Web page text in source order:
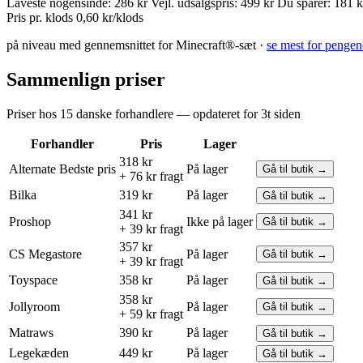
Pris pr. klods 0,60 kr/klods
på niveau med gennemsnittet for Minecraft®-sæt · se mest for
Sammenlign priser
Priser hos 15 danske forhandlere — opdateret for 3t siden
Forhandler Pris
Lager
Alternate Bedste pris
318 kr
+ 76 kr fragt
På lager Gå til butik →
Bilka 319 kr På lager Gå til butik →
Proshop
341 kr
+ 39 kr fragt
Ikke på lager Gå til butik →
CS Megastore
357 kr
+ 39 kr fragt
På lager Gå til butik →
Toyspace 358 kr På lager Gå til butik →
Jollyroom
358 kr
+ 59 kr fragt
På lager Gå til butik →
Matraws 390 kr På lager Gå til butik →
Legekæden 449 kr På lager Gå til butik →